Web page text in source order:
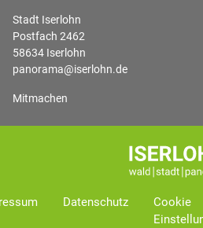
Stadt Iserlohn
Postfach 2462
58634 Iserlohn
panorama@iserlohn.de
Mitmachen
Datenschutz
Cookie